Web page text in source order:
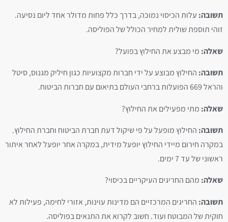
תשובה: עלות הכיסוי נמוכה, בדרך כלל פחות מדולר אחד ליום נסיעה.
זוהי תוספת שולית למחיר הכולל של הפוליסה.
שאלה: מי מבצע את החילוץ בפועל?
תשובה: החילוץ מבוצע על ידי חברות מקצועיות כגון חיליק מגנוס, סיטל
והראל 669 הפועלות ברחבי העולם בתיאום עם חברות הביטוח.
שאלה: מתי מפעילים את החילוץ?
תשובה: החילוץ מופעל על פי שיקול דעת חברת הביטוח וחברת החילוץ.
במקרה חירום מיידי החילוץ יופעל מידית, במקרה אחר יופעל לאחר איתור
ראשוני של עד 7 ימים.
שאלה: מהם החריגים העיקריים בכיסוי?
תשובה: החריגים המרכזיים הם מדינות עוינות, אזורי לחימה, פעילות לא
חוקית של המבוטח ועוד. חשוב לקרוא את התנאים בפוליסה.